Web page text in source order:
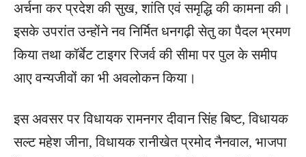
अर्चना कर प्रदेश की सुख, शांति एवं समृद्धि की कामना की।
इसके उपरांत उन्होंने नव निर्मित धनगढ़ी सेतु का पैदल भ्रमण
किया तथा कॉर्बेट टाइगर रिजर्व की सीमा पर पुल के समीप
आए वन्यजीवों का भी अवलोकन किया।
इस अवसर पर विधायक रामनगर दीवान सिंह बिष्ट, विधायक
सल्ट महेश जीना, विधायक रानीखेत प्रमोद नैनवाल, भाजपा